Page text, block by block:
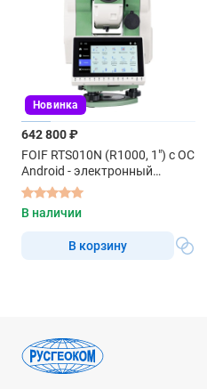
Новинка
642 800 ₽
FOIF RTS010N (R1000, 1") с ОС
Android - электронный
тахеометр
В наличии
В корзину